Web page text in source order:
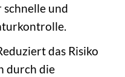
schnelle und
das Risiko
durch die